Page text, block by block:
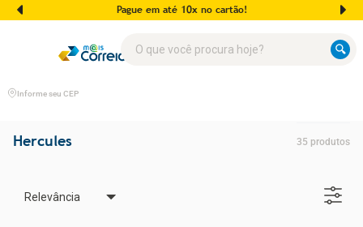
Pague em até 10x no cartão!
Informe seu CEP
Hercules 35 produtos
Relevância